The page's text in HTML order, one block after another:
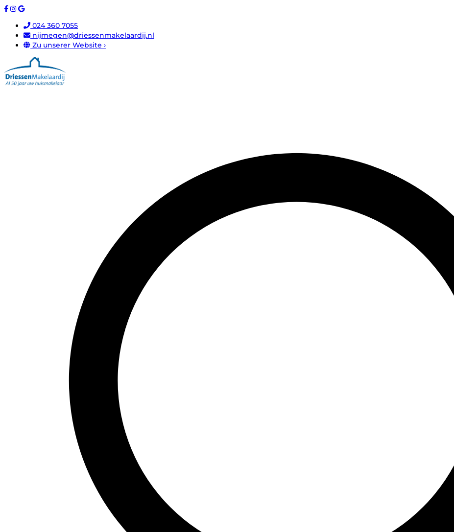
024 360 7055
nijmegen@driessenmakelaardij.nl
Zu unserer Website ›